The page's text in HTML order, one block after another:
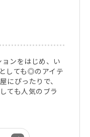
ンをはじめ、い
しても◎のアイテ
にぴったりで、
ても人気のブラ